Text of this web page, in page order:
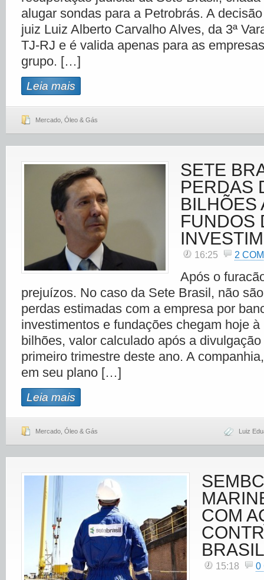
alugar sondas para a Petrobrás. A
juiz Luiz Alberto Carvalho Alves, da 3ª
TJ-RJ e é valida apenas para as
grupo. […]
Leia mais
Mercado Óleo & Gás
SETE
PERDAS
BILHÕES
FUNDOS
16:25 2
Após o
prejuízos. No caso da Sete Brasil, não
perdas estimadas com a empresa por
investimentos e fundações chegam hoje
bilhões, valor calculado após a
primeiro trimestre deste ano. A
em seu plano […]
Leia mais
Mercado Óleo & Gás Luiz
COM
BRASIL
15:18 0